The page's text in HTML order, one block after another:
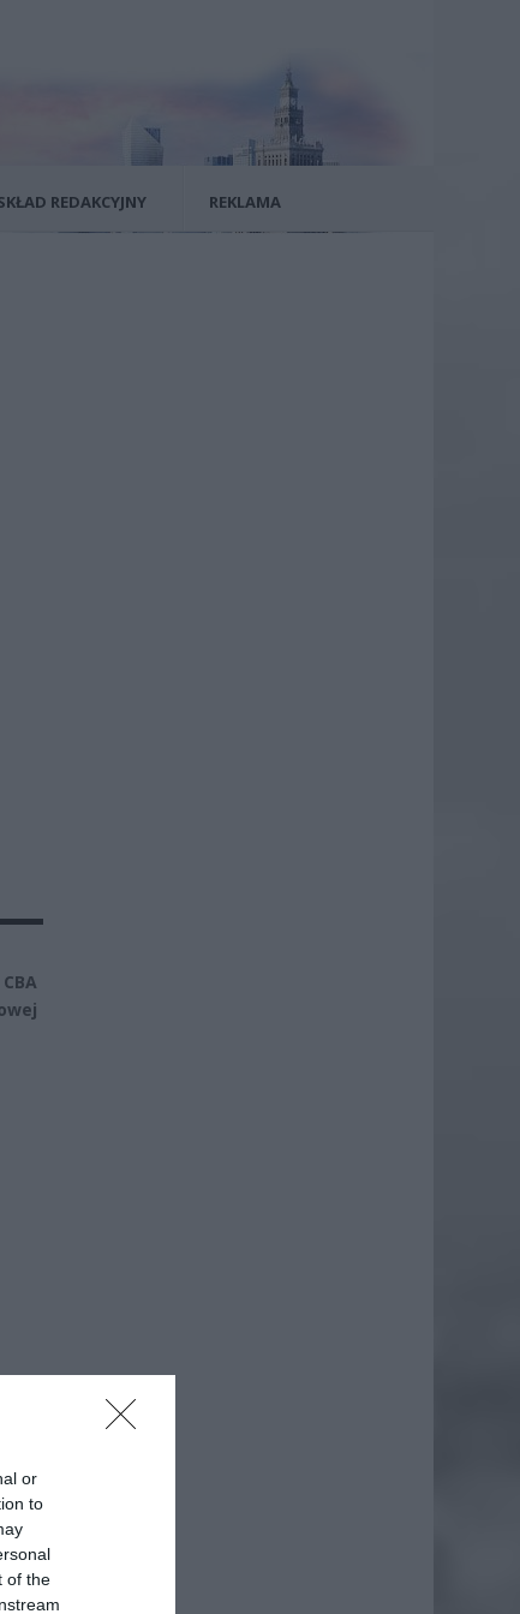
or
to
of the
REDAKCYJNY REKLAMA